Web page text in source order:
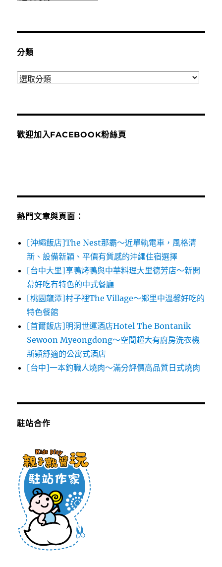
分類
分
歡迎加入FACEBOOK粉絲頁
熱門文章與頁面︰
[沖繩飯店]The Nest那霸～近單軌電車，風格清
新、設備新穎、平價有質感的沖繩住宿選擇
[台中大里]享鴨烤鴨與中華料理大里德芳店～新開
幕好吃有特色的中式餐廳
[桃園龍潭]村子裡The Village～鄉里中溫馨好吃的
特色餐館
[首爾飯店]明洞世運酒店Hotel The Bontanik
Sewoon Myeongdong～空間超大有廚房洗衣機
新穎舒適的公寓式酒店
[台中]一本釣職人燒肉～滿分評價高品質日式燒肉
駐站合作